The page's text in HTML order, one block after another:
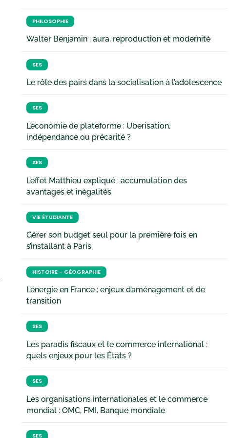
PHILOSOPHIE
Walter Benjamin : aura, reproduction et modernité
SES
Le rôle des pairs dans la socialisation à l’adolescence
SES
L’économie de plateforme : Uberisation,
indépendance ou précarité ?
SES
L’effet Matthieu expliqué : accumulation des
avantages et inégalités
VIE ÉTUDIANTE
Gérer son budget seul pour la première fois en
s’installant à Paris
HISTOIRE - GÉOGRAPHIE
L’énergie en France : enjeux d’aménagement et de
transition
SES
Les paradis fiscaux et le commerce international :
quels enjeux pour les États ?
SES
Les organisations internationales et le commerce
mondial : OMC, FMI, Banque mondiale
SES